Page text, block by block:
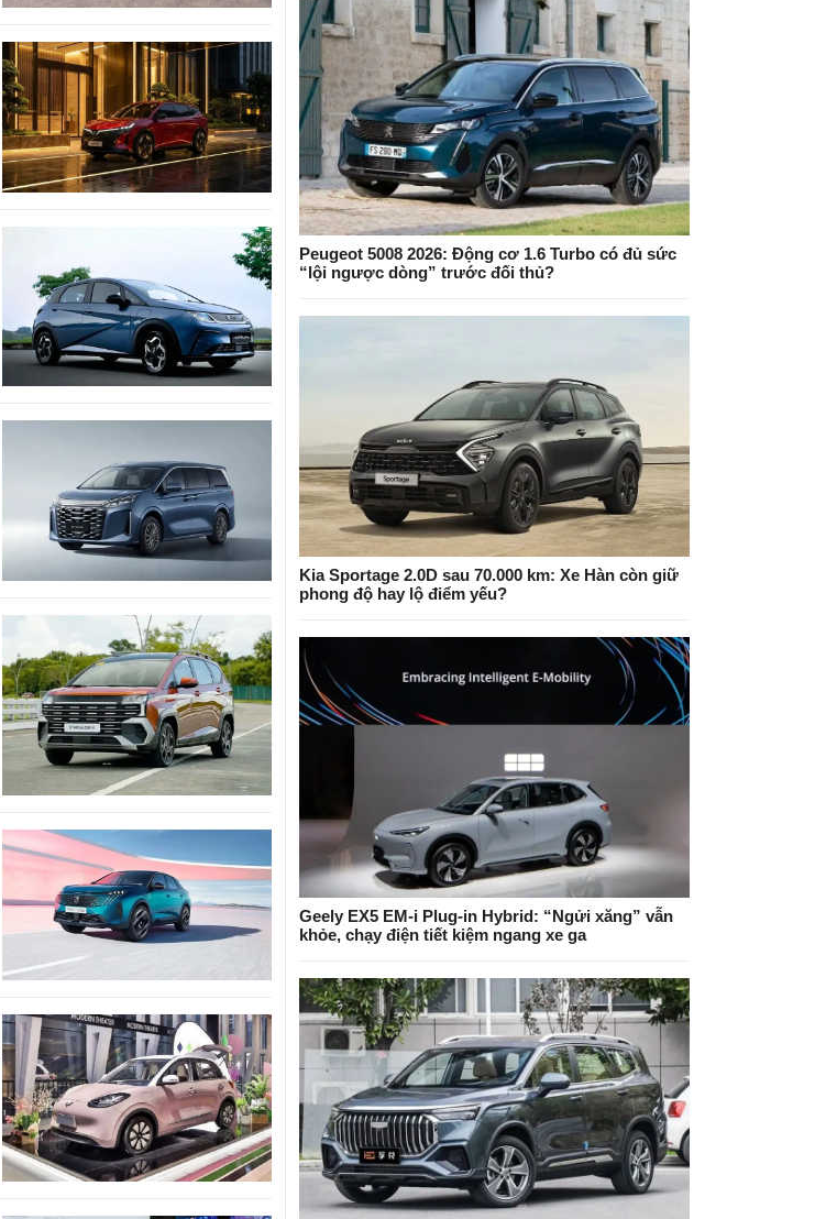
Peugeot 5008 2026: Động cơ 1.6 Turbo có đủ sức
“lội ngược dòng” trước đối thủ?
Kia Sportage 2.0D sau 70.000 km: Xe Hàn còn giữ
phong độ hay lộ điểm yếu?
Geely EX5 EM-i Plug-in Hybrid: “Ngửi xăng” vẫn
khỏe, chạy điện tiết kiệm ngang xe ga